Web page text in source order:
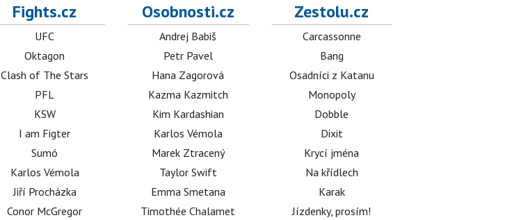
Fights.cz
UFC
Oktagon
Clash of The Stars
PFL
KSW
I am Figter
Sumó
Karlos Vémola
Jiří Procházka
Conor McGregor
Osobnosti.cz
Andrej Babiš
Petr Pavel
Hana Zagorová
Kazma Kazmitch
Kim Kardashian
Karlos Vémola
Marek Ztracený
Taylor Swift
Emma Smetana
Timothée Chalamet
Zestolu.cz
Carcassonne
Bang
Osadníci z Katanu
Monopoly
Dobble
Dixit
Krycí jména
Na křídlech
Karak
Jízdenky, prosím!